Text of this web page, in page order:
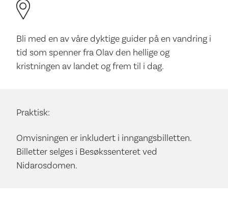
Bli med en av våre dyktige guider på en vandring i
tid som spenner fra Olav den hellige og
kristningen av landet og frem til i dag.
Praktisk:
Omvisningen er inkludert i inngangsbilletten.
Billetter selges i Besøkssenteret ved
Nidarosdomen.